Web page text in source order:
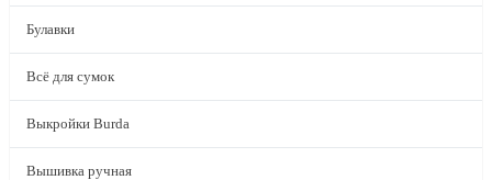
Булавки
Всё для сумок
Выкройки Burda
Вышивка ручная